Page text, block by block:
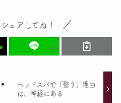
ェアしてね！
ヘッドスパで「整う」理由
は、神経にある